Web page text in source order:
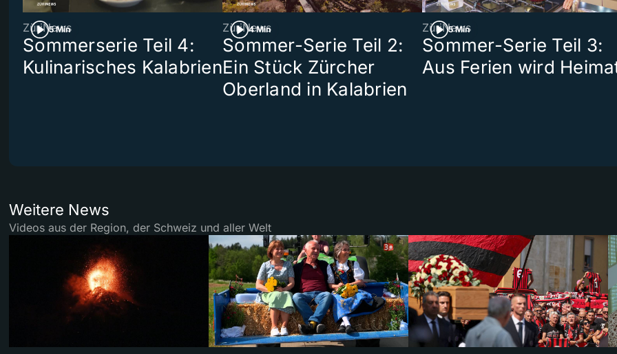
5 Min
ZüriNews
Sommerserie Teil 4:
Kulinarisches Kalabrien
4 Min
ZüriNews
Sommer-Serie Teil 2:
Ein Stück Zürcher
Oberland in Kalabrien
5 Min
ZüriNews
Sommer-Serie Teil 3:
Aus Ferien wird
Weitere News
Videos aus der Region, der Schweiz und aller Welt